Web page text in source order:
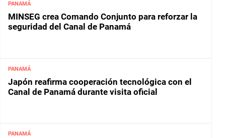
PANAMÁ
MINSEG crea Comando Conjunto para reforzar la
seguridad del Canal de Panamá
PANAMÁ
Japón reafirma cooperación tecnológica con el
Canal de Panamá durante visita oficial
PANAMÁ